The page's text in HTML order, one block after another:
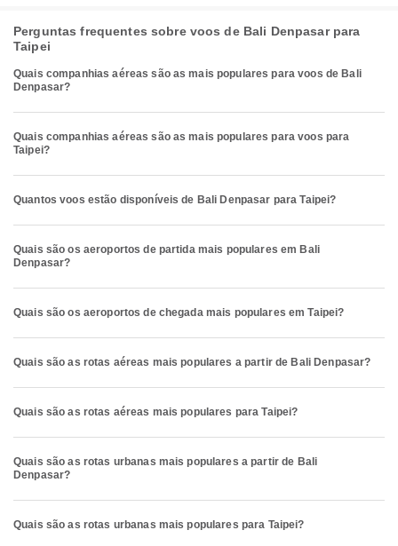
Perguntas frequentes sobre voos de Bali Denpasar para
Taipei
Quais companhias aéreas são as mais populares para voos de Bali
Denpasar?
Quais companhias aéreas são as mais populares para voos para
Taipei?
Quantos voos estão disponíveis de Bali Denpasar para Taipei?
Quais são os aeroportos de partida mais populares em Bali
Denpasar?
Quais são os aeroportos de chegada mais populares em Taipei?
Quais são as rotas aéreas mais populares a partir de Bali Denpasar?
Quais são as rotas aéreas mais populares para Taipei?
Quais são as rotas urbanas mais populares a partir de Bali
Denpasar?
Quais são as rotas urbanas mais populares para Taipei?